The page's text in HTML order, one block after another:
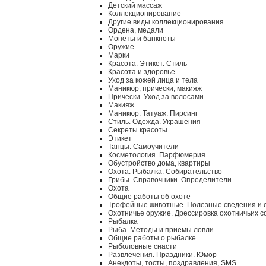
Детский массаж
Коллекционирование
Другие виды коллекционирования
Ордена, медали
Монеты и банкноты
Оружие
Марки
Красота. Этикет. Стиль
Красота и здоровье
Уход за кожей лица и тела
Маникюр, прически, макияж
Прически. Уход за волосами
Макияж
Маникюр. Татуаж. Пирсинг
Стиль. Одежда. Украшения
Секреты красоты
Этикет
Танцы. Самоучители
Косметология. Парфюмерия
Обустройство дома, квартиры
Охота. Рыбалка. Собирательство
Грибы. Справочники. Определители
Охота
Общие работы об охоте
Трофейные животные. Полезные сведения и
Охотничье оружие. Дрессировка охотничьих
Рыбалка
Рыба. Методы и приемы ловли
Общие работы о рыбалке
Рыболовные снасти
Развлечения. Праздники. Юмор
Анекдоты, тосты, поздравления, SMS